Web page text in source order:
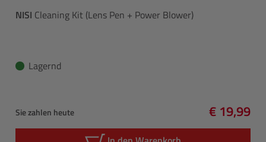
NISI Cleaning Kit (Lens Pen + Power Blower)
Lagernd
Sie zahlen heute € 19,99